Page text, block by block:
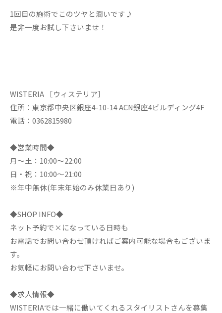
1回目の施術でこのツヤと潤いです♪
是非一度お試し下さいませ！
WISTERIA ［ウィステリア］
住所：東京都中央区銀座4-10-14 ACN銀座4ビルディング4F
電話：0362815980
◆営業時間◆
月～土：10:00～22:00
日・祝：10:00～21:00
※年中無休(年末年始のみ休業日あり)
◆SHOP INFO◆
ネット予約で×になっている日時も
お電話でお問い合わせ頂ければご案内可能な場合もございま
す。
お気軽にお問い合わせ下さいませ。
◆求人情報◆
WISTERIAでは一緒に働いてくれるスタイリストさんを募集